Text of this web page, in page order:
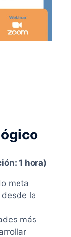
1 hora)
meta
desde la
más